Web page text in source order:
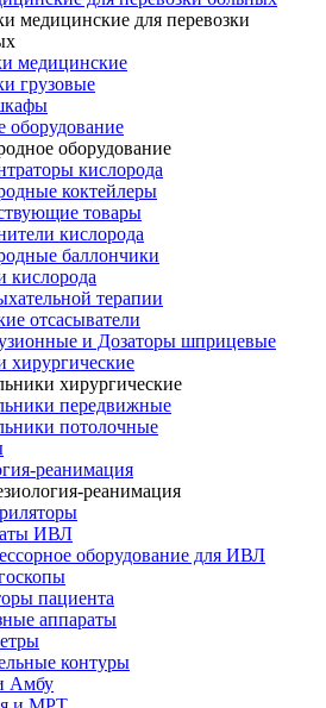
медицинские для перевозки
медицинские
грузовые
оборудование
оборудование
кислорода
коктейлеры
товары
кислорода
баллончики
кислорода
терапии
отсасыватели
и Дозаторы шприцевые
хирургические
хирургические
передвижные
потолочные
реанимация
реанимация
ИВЛ
оборудование для ИВЛ
пациента
аппараты
контуры
Амбу